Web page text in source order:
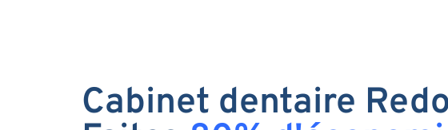
Cabinet dentaire